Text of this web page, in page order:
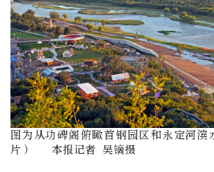
图为从功碑阁俯瞰首钢园区和永定河滨
片） 本报记者 吴镝摄